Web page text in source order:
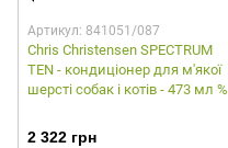
Артикул: 841051/087
Chris Christensen SPECTRUM
TEN - кондиціонер для м'якої
шерсті собак і котів - 473 мл %
2 322 грн